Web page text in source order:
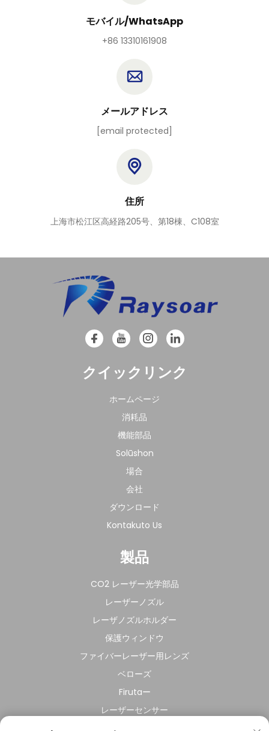
モバイル/WhatsApp
+86 13310161908
メールアドレス
[email protected]
住所
上海市松江区高経路205号、第18棟、C108室
クイックリンク
ホームページ
消耗品
機能部品
Solūshon
場合
会社
ダウンロード
Kontakuto Us
製品
CO2 レーザー光学部品
レーザーノズル
レーザノズルホルダー
保護ウィンドウ
ファイバーレーザー用レンズ
ベローズ
Firutaー
レーザーセンサー